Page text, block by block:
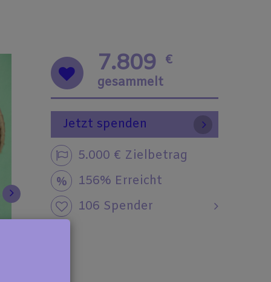
7.809 €
gesammelt
Jetzt spenden
5.000 € Zielbetrag
156% Erreicht
106 Spender